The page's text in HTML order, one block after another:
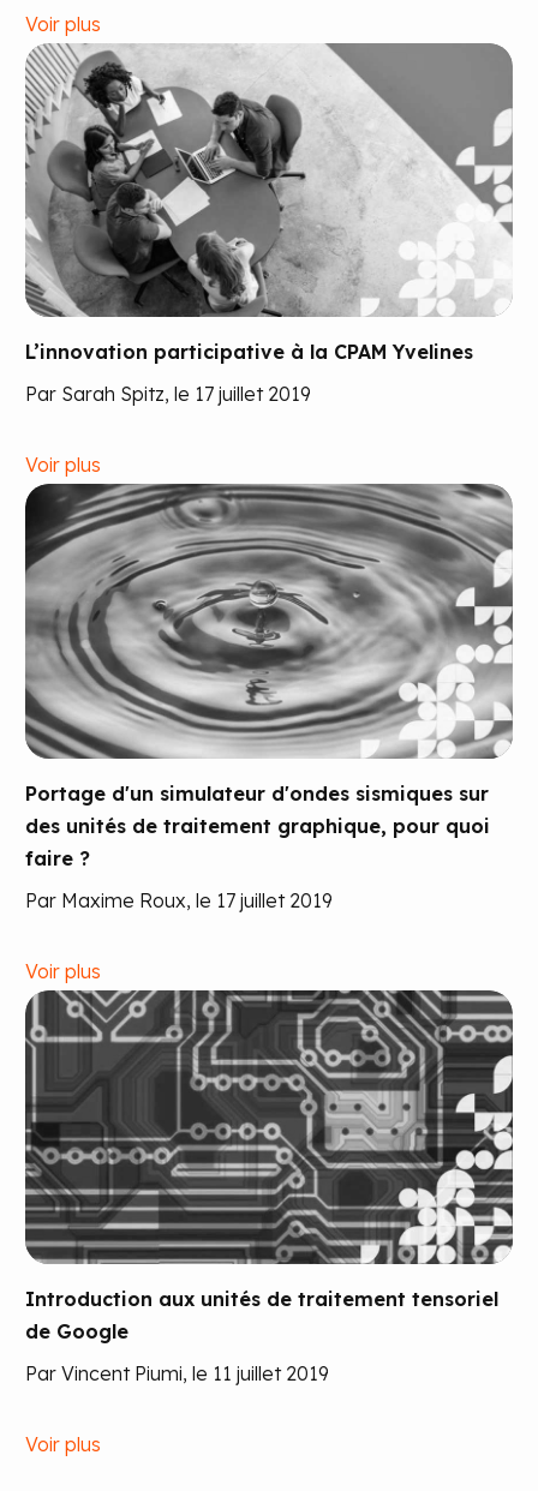
Voir plus
L’innovation participative à la CPAM Yvelines
Par Sarah Spitz, le 17 juillet 2019
Voir plus
Portage d'un simulateur d'ondes sismiques sur
des unités de traitement graphique, pour quoi
faire ?
Par Maxime Roux, le 17 juillet 2019
Voir plus
Introduction aux unités de traitement tensoriel
de Google
Par Vincent Piumi, le 11 juillet 2019
Voir plus